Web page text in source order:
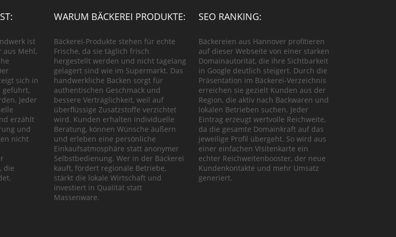
ist
aus Mehl,
sich in
geführt,
Jeder
erzählt
und
nicht
die
WARUM BÄCKEREI PRODUKTE:
Bäckerei-Produkte stehen für echte
Frische, da sie täglich frisch
hergestellt werden und nicht tagelang
gelagert sind wie im Supermarkt. Das
handwerkliche Backen sorgt für
authentischen Geschmack und
bessere Verträglichkeit, weil auf
überflüssige Zusatzstoffe verzichtet
wird. Kunden erhalten individuelle
Beratung, können Wünsche äußern
und erleben eine persönliche
Einkaufsatmosphäre statt anonymer
Selbstbedienung. Wer in der Bäckerei
kauft, fördert regionale Betriebe,
stärkt die lokale Wirtschaft und
investiert in Qualität statt
Massenware.
SEO RANKING:
Bäckereien aus Hannover profitieren
auf dieser Webseite von einer starken
Domainautorität, die ihre Sichtbarkeit
in Google deutlich steigert. Durch die
Präsentation im Bäckerei-Verzeichnis
erreichen sie gezielt Kunden aus der
Region, die aktiv nach Backwaren und
lokalen Betrieben suchen. Jeder
Eintrag erzeugt wertvolle Reichweite,
da die gesamte Domainkraft auf das
jeweilige Profil übergeht. So wird aus
einer einfachen Visitenkarte ein
echter Reichweitenbooster, der neue
Kundenkontakte und mehr Umsatz
generiert.